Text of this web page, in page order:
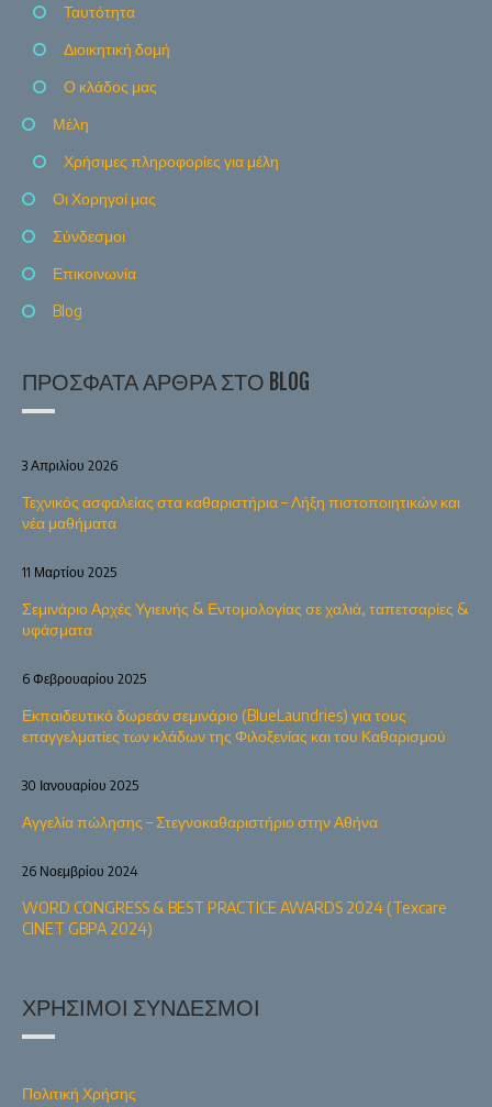
Ταυτότητα
Διοικητική δομή
Ο κλάδος μας
Μέλη
Χρήσιμες πληροφορίες για μέλη
Οι Χορηγοί μας
Σύνδεσμοι
Επικοινωνία
Blog
ΠΡΌΣΦΑΤΑ ΆΡΘΡΑ ΣΤΟ BLOG
Τεχνικός ασφαλείας στα καθαριστήρια – Λήξη πιστοποιητικών και
νέα μαθήματα
3 Απριλίου 2026
Σεμινάριο Αρχές Υγιεινής & Εντομολογίας σε χαλιά, ταπετσαρίες &
υφάσματα
11 Μαρτίου 2025
Εκπαιδευτικό δωρεάν σεμινάριο (BlueLaundries) για τους
επαγγελματίες των κλάδων της Φιλοξενίας και του Καθαρισμού
6 Φεβρουαρίου 2025
Αγγελία πώλησης – Στεγνοκαθαριστήριο στην Αθήνα
30 Ιανουαρίου 2025
WORD CONGRESS & BEST PRACTICE AWARDS 2024 (Texcare
CINET GBPA 2024)
26 Νοεμβρίου 2024
ΧΡΉΣΙΜΟΙ ΣΎΝΔΕΣΜΟΙ
Πολιτική Χρήσης